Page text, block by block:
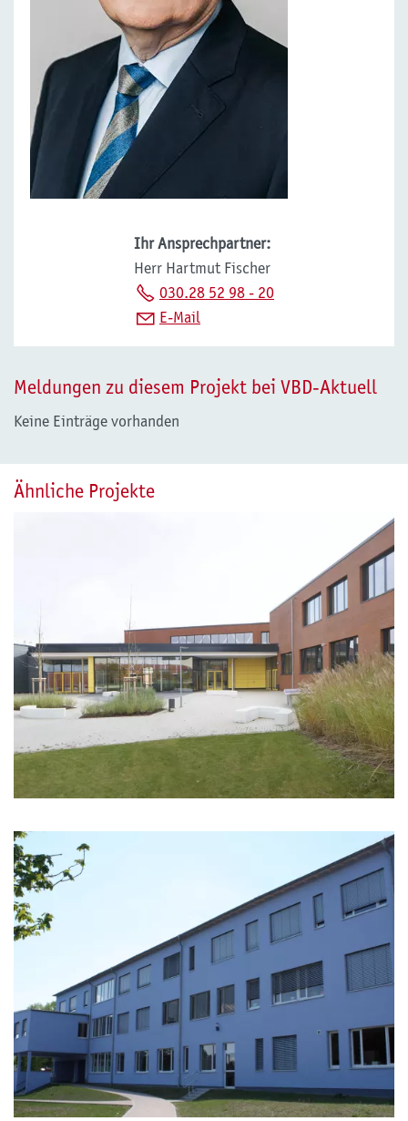
Ihr Ansprechpartner:
Herr Hartmut Fischer
030.28 52 98 - 20
E-Mail
Meldungen zu diesem Projekt bei VBD-Aktuell
Keine Einträge vorhanden
Ähnliche Projekte
Carl-Friedrich-Gauß-Oberschule in Zeven
mehr erfahren»